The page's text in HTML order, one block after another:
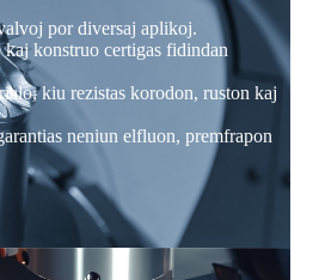
por diversaj aplikoj.
konstruo certigas fidindan
kiu rezistas korodon, ruston kaj
neniun elfluon, premfrapon